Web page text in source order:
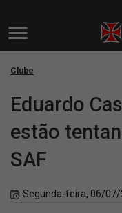
Clube
Eduardo
estão
SAF
Segunda-feira, 06/07/